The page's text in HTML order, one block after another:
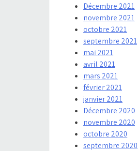
Décembre 2021
novembre 2021
octobre 2021
septembre 2021
mai 2021
avril 2021
mars 2021
février 2021
janvier 2021
Décembre 2020
novembre 2020
octobre 2020
septembre 2020